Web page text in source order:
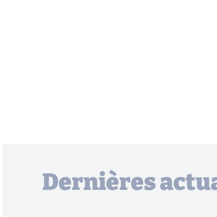
Dernières